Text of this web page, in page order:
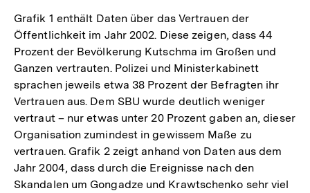
Grafik 1 enthält Daten über das Vertrauen der
Öffentlichkeit im Jahr 2002. Diese zeigen, dass 44
Prozent der Bevölkerung Kutschma im Großen und
Ganzen vertrauten. Polizei und Ministerkabinett
sprachen jeweils etwa 38 Prozent der Befragten ihr
Vertrauen aus. Dem SBU wurde deutlich weniger
vertraut – nur etwas unter 20 Prozent gaben an, dieser
Organisation zumindest in gewissem Maße zu
vertrauen. Grafik 2 zeigt anhand von Daten aus dem
Jahr 2004, dass durch die Ereignisse nach den
Skandalen um Gongadze und Krawtschenko sehr viel